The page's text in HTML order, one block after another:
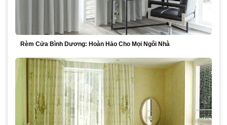
Rèm Cửa Bình Dương: Hoàn Hảo Cho Mọi Ngôi Nhà